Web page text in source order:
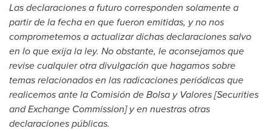
Las declaraciones a futuro corresponden solamente a
partir de la fecha en que fueron emitidas, y no nos
comprometemos a actualizar dichas declaraciones salvo
en lo que exija la ley. No obstante, le aconsejamos que
revise cualquier otra divulgación que hagamos sobre
temas relacionados en las radicaciones periódicas que
realicemos ante la Comisión de Bolsa y Valores [Securities
and Exchange Commission] y en nuestras otras
declaraciones públicas.